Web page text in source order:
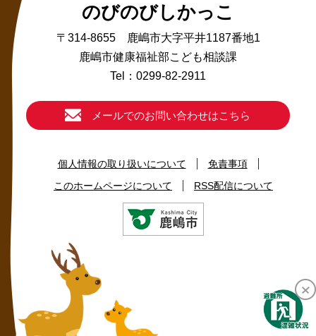
のびのびしかっこ
〒314-8655 鹿嶋市大字平井1187番地1
鹿嶋市健康福祉部こども相談課
Tel：0299-82-2911
メールでのお問い合わせはこちら
個人情報の取り扱いについて
免責事項
このホームページについて
RSS配信について